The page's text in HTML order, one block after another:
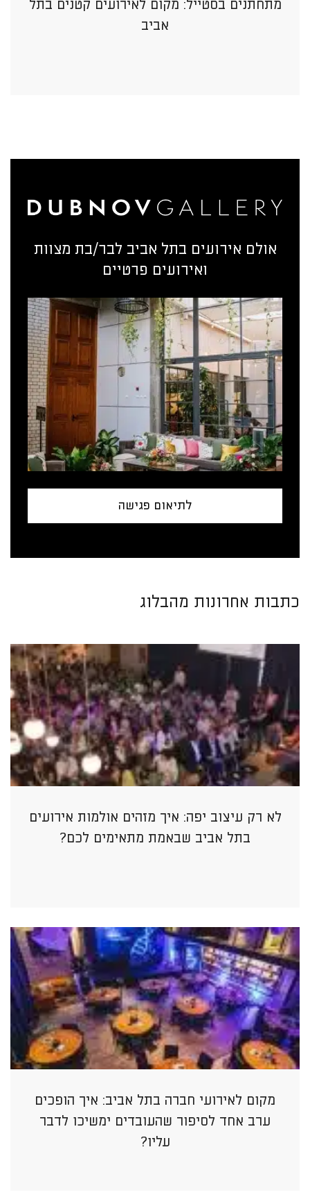
מתחתנים בסטייל: מקום לאירועים קטנים בתל
אביב
אולם אירועים בתל אביב לבר/בת מצוות
ואירועים פרטיים
לתיאום פגישה
כתבות אחרונות מהבלוג
לא רק עיצוב יפה: איך מזהים אולמות אירועים
בתל אביב שבאמת מתאימים לכם?
מקום לאירועי חברה בתל אביב: איך הופכים
ערב אחד לסיפור שהעובדים ימשיכו לדבר
עליו?